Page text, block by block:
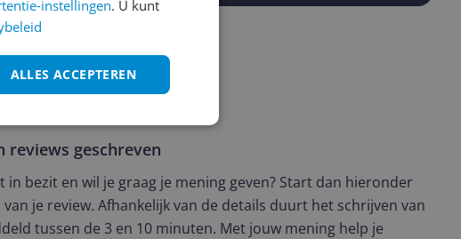
reviews geschreven
in bezit en wil je graag je mening geven? Start dan hieronder
je review. Afhankelijk van de details duurt het schrijven van
tussen de 3 en 10 minuten. Met jouw mening help je
instellingen. U kunt
ALLES ACCEPTEREN